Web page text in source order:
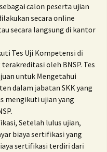
calon peserta ujian
secara online
secara langsung di kantor
Tes Uji Kompetensi di
oleh BNSP. Tes
untuk Mengetahui
dalam jabatan SKK yang
mengikuti ujian yang
Setelah lulus ujian,
biaya sertifikasi yang
sertifikasi terdiri dari